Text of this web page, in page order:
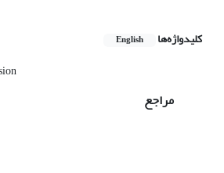
کلیدواژه‌ها English
مراجع